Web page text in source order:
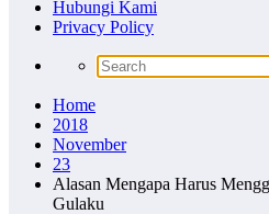
Hubungi Kami
Privacy Policy
Home
2018
November
23
Alasan Mengapa Harus
Gulaku